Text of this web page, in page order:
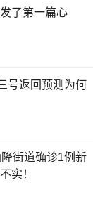
了第一篇心
号返回预测为何
街道确诊1例新
实！